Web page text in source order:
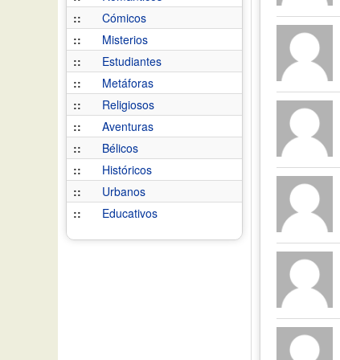
::
Cómicos
::
Misterios
::
Estudiantes
::
Metáforas
::
Religiosos
::
Aventuras
::
Bélicos
::
Históricos
::
Urbanos
::
Educativos